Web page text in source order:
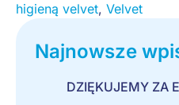
higieną velvet, Velvet
Najnowsze
DZIĘKUJEMY ZA